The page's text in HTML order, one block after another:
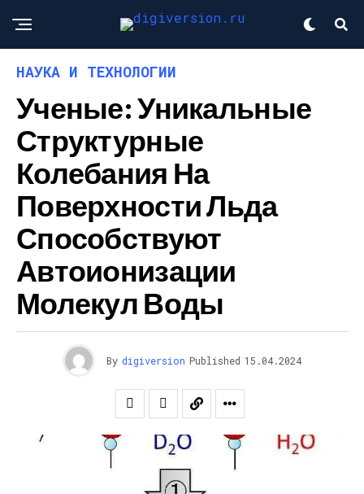
НАУКА И ТЕХНОЛОГИИ
Ученые: Уникальные
Структурные
Колебания На
Поверхности Льда
Способствуют
Автоионизации
Молекул Воды
By digiversion Published 15.04.2024